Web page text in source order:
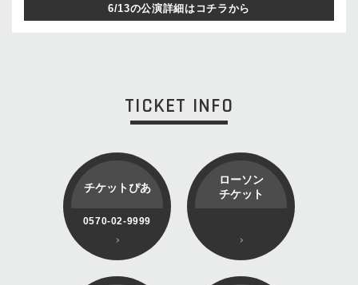
6/13の公演詳細はコチラから
TICKET INFO
チケットぴあ
0570-02-9999
ローソン
チケット